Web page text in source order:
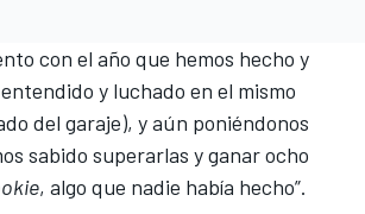
con el año que hemos hecho y
y luchado en el mismo
del garaje), y aún poniéndonos
sabido superarlas y ganar ocho
, algo que nadie había hecho”.